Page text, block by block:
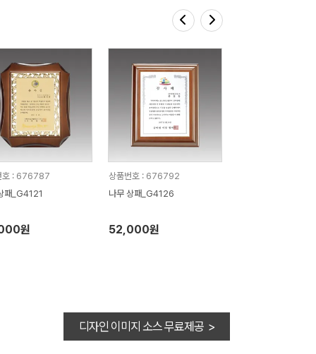
호 : 676787
패_G4121
원
상품번호 : 676792
나무 상패_G4126
52,000원
디자인 이미지 소스 무료제공 >